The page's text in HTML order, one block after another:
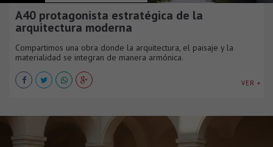
A40 protagonista estratégica de la
arquitectura moderna
Compartimos una obra donde la arquitectura, el paisaje y la
materialidad se integran de manera armónica.
VER +